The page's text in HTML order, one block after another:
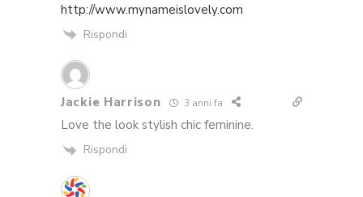
http://www.mynameislovely.com
Rispondi
Jackie Harrison 3 anni fa
Love the look stylish chic feminine.
Rispondi